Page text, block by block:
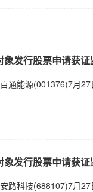
象发行股票申请获
通能源(001376)7月
象发行股票申请获
路科技(688107)7月